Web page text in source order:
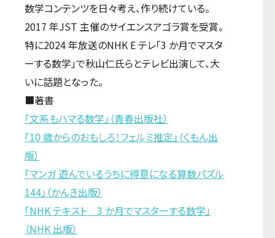
数学コンテンツを日々考え、作り続けている。
2017 年JST 主催のサイエンスアゴラ賞を受賞。
特に2024 年放送のNHK E テレ「3 か月でマスタ
ーする数学」で秋山仁氏らとテレビ出演して、大
いに話題となった。
■著書
「文系もハマる数学」（青春出版社）
「10 歳からのおもしろ！フェルミ推定」（くもん出
版）
「マンガ 遊んでいるうちに得意になる算数パズル
144」（かんき出版）
「NHK テキスト 3 か月でマスターする数学」
（NHK 出版）